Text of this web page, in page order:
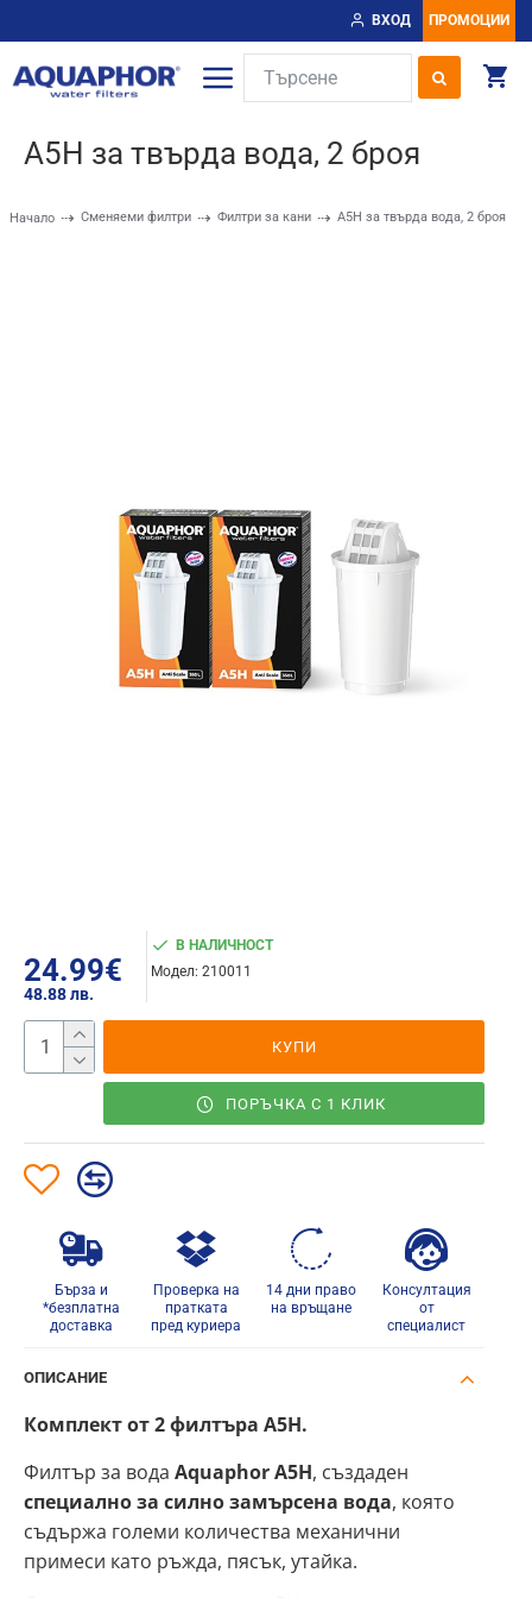
ВХОД ПРОМОЦИИ
Начало Сменяеми филтри Филтри за кани A5H за твърда вода, 2 броя
A5H за твърда вода, 2 броя
24.99€
48.88 лв.
В НАЛИЧНОСТ
Модел: 210011
КУПИ
ПОРЪЧКА С 1 КЛИК
Бърза и
*безплатна
доставка
Проверка на
пратката
пред куриера
14 дни право
на връщане
Консултация
от
специалист
ОПИСАНИЕ
Комплект от 2 филтъра A5H.
Филтър за вода Aquaphor A5H, създаден
специално за силно замърсена вода, която
съдържа големи количества механични
примеси като ръжда, пясък, утайка.